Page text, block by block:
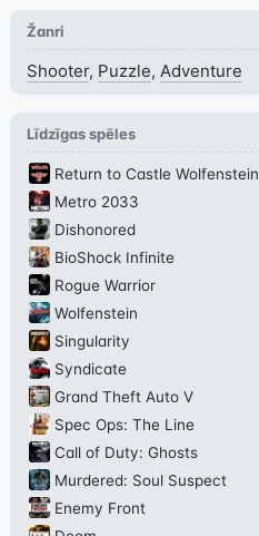
Žanri
Shooter, Puzzle, Adventure
Līdzīgas spēles
Return to Castle Wolfenstein
Metro 2033
Dishonored
BioShock Infinite
Rogue Warrior
Wolfenstein
Singularity
Syndicate
Grand Theft Auto V
Spec Ops: The Line
Call of Duty: Ghosts
Murdered: Soul Suspect
Enemy Front